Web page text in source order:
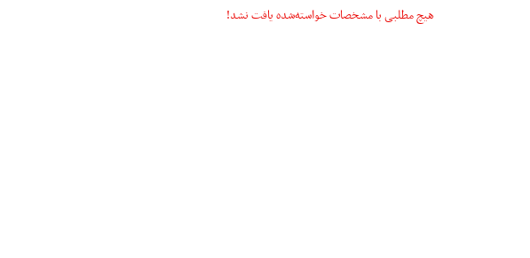
هیچ مطلبی با مشخصات خواسته‌شده یافت نشد!